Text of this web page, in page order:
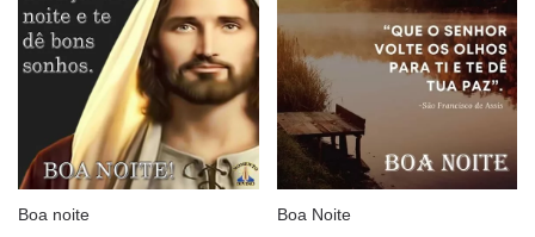
Boa noite Boa Noite